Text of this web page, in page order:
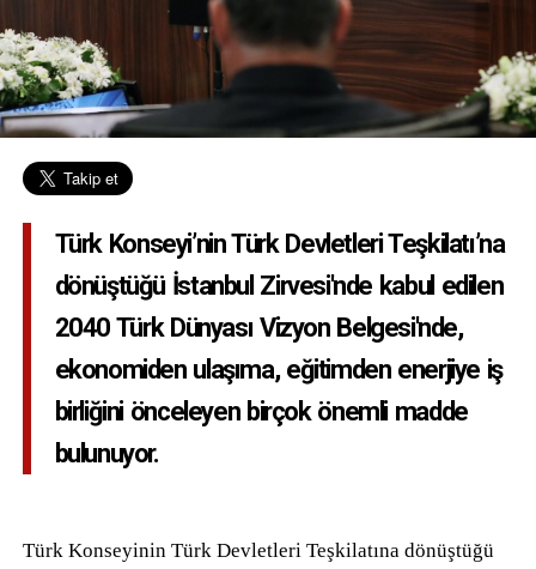
Türk Konseyi’nin Türk Devletleri Teşkilatı’na
dönüştüğü İstanbul Zirvesi'nde kabul edilen
2040 Türk Dünyası Vizyon Belgesi'nde,
ekonomiden ulaşıma, eğitimden enerjiye iş
birliğini önceleyen birçok önemli madde
bulunuyor.
Türk Konseyinin Türk Devletleri Teşkilatına dönüştüğü